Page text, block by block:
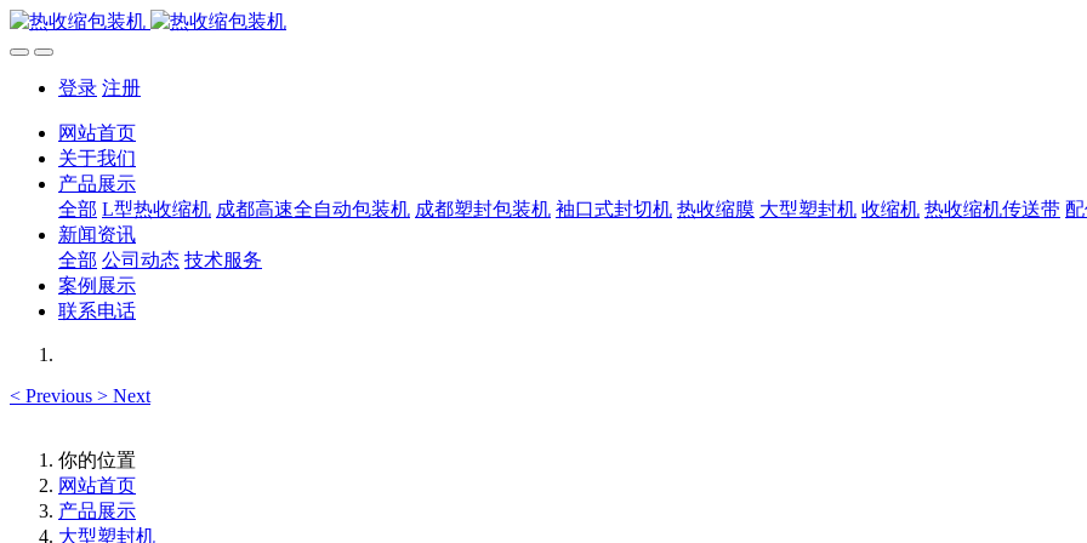
登录 注册
网站首页
关于我们
产品展示
全部 L型热收缩机 成都高速全自动包装机 成都塑封包装机 袖口式封切机 热收缩膜 大型塑封机 收缩机 热收缩机传送带
新闻资讯
全部 公司动态 技术服务
案例展示
联系电话
< Previous > Next
你的位置
网站首页
产品展示
大型塑封机